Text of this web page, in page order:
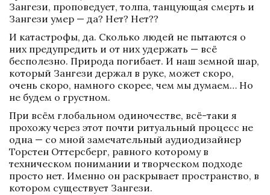
Зангези, проповедует, толпа, танцующая смерть и
Зангези умер — да? Нет? Нет??
И катастрофы, да. Сколько людей не пытаются о
них предупредить и от них удержать — всё
бесполезно. Природа погибает. И наш земной шар,
который Зангези держал в руке, может скоро,
очень скоро, намного скорее, чем мы думаем… Но
не будем о грустном.
При всём глобальном одиночестве, всё-таки я
прохожу через этот почти ритуальный процесс не
одна — со мной замечательный аудиодизайнер
Торстен Оттерсберг, равного которому в
техническом понимании и творческом подходе
просто нет. Именно он раскрывает пространство, в
котором существует Зангези.